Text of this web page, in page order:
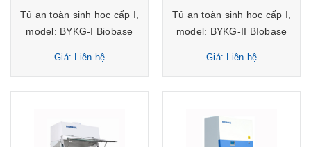
Tủ an toàn sinh học cấp I,
model: BYKG-I Biobase
Giá: Liên hệ
Tủ an toàn sinh học cấp I,
model: BYKG-II BIobase
Giá: Liên hệ